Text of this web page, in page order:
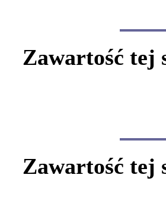
Zawartość tej
Zawartość tej